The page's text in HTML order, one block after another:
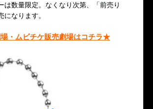
は数量限定。なくなり次第、「前売り
になります。
・ムビチケ販売劇場はコチラ★